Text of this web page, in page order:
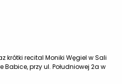
krótki recital Moniki Węgiel w Sali
przy ul. Południowej 2a w